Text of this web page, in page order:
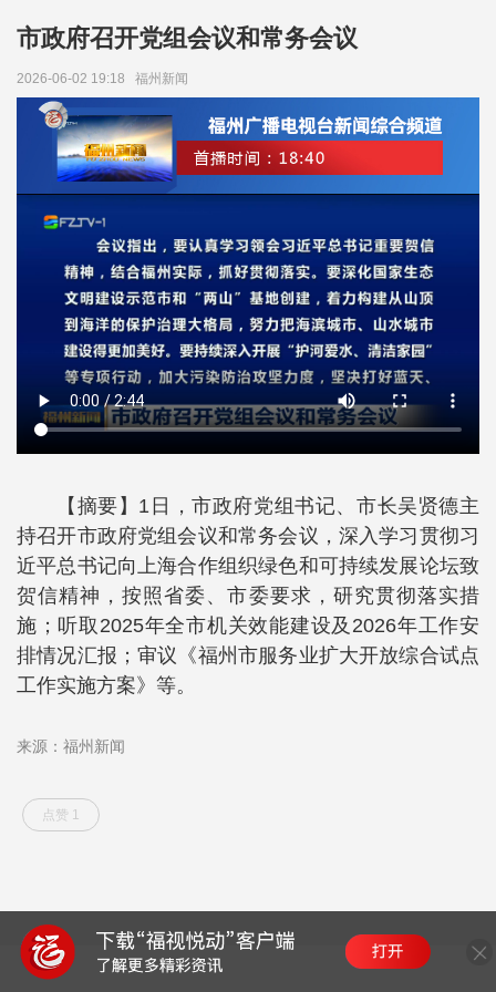
市政府召开党组会议和常务会议
2026-06-02 19:18 福州新闻
【摘要】1日，市政府党组书记、市长吴贤德主
持召开市政府党组会议和常务会议，深入学习贯彻习
近平总书记向上海合作组织绿色和可持续发展论坛致
贺信精神，按照省委、市委要求，研究贯彻落实措
施；听取2025年全市机关效能建设及2026年工作安
排情况汇报；审议《福州市服务业扩大开放综合试点
工作实施方案》等。
来源：福州新闻
点赞 1